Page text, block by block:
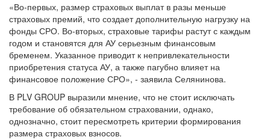
«Во-первых, размер страховых выплат в разы меньше
страховых премий, что создает дополнительную нагрузку на
фонды СРО. Во-вторых, страховые тарифы растут с каждым
годом и становятся для АУ серьезным финансовым
бременем. Указанное приводит к непривлекательности
приобретения статуса АУ, а также пагубно влияет на
финансовое положение СРО», - заявила Селянинова.
В PLV GROUP выразили мнение, что не стоит исключать
требование об обязательном страховании, однако,
однозначно, стоит пересмотреть критерии формирования
размера страховых взносов.